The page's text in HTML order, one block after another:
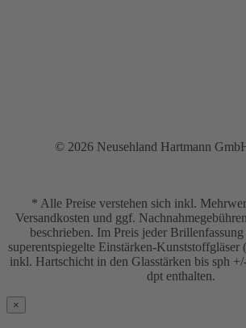
© 2026 Neusehland Hartmann
* Alle Preise verstehen sich inkl.
Versandkosten und ggf.
beschrieben. Im Preis jeder
superentspiegelte Einstärken-
inkl. Hartschicht in den Glasstärken bis sph
dpt enthalten.
×